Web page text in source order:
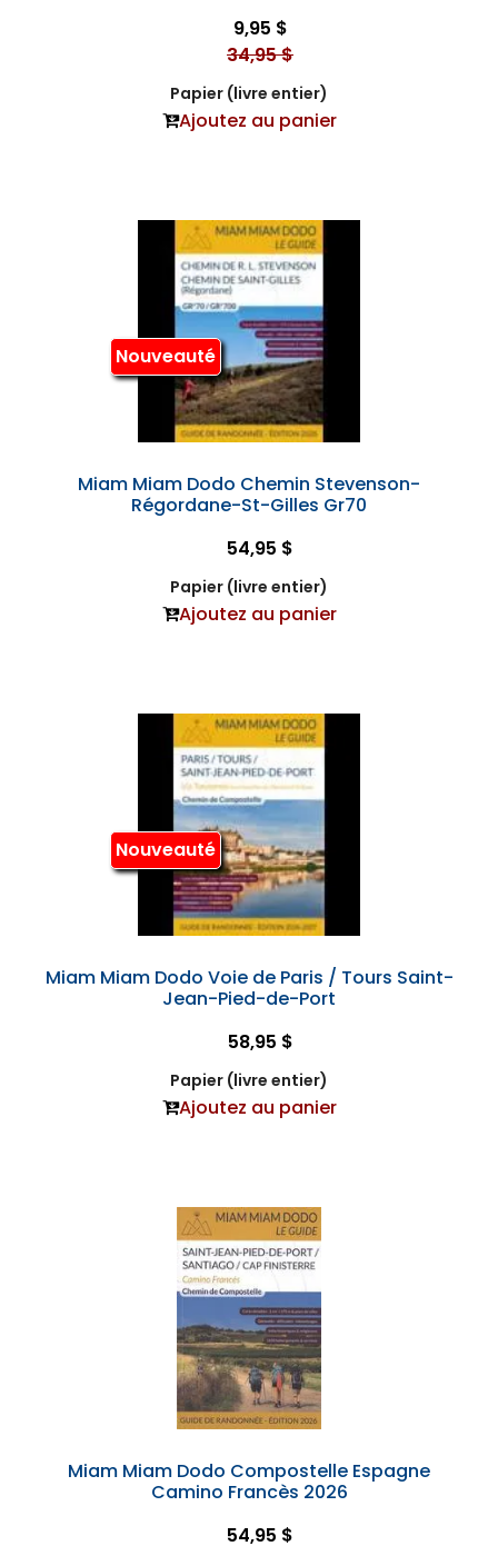
9,95 $
34,95 $
Papier (livre entier)
Ajoutez au panier
Nouveauté
Miam Miam Dodo Chemin Stevenson-
Régordane-St-Gilles Gr70
54,95 $
Papier (livre entier)
Ajoutez au panier
Nouveauté
Miam Miam Dodo Voie de Paris / Tours Saint-
Jean-Pied-de-Port
58,95 $
Papier (livre entier)
Ajoutez au panier
Miam Miam Dodo Compostelle Espagne
Camino Francès 2026
54,95 $